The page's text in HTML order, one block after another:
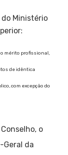
Ministério
o mérito profissional,
de idêntica
com excepção do
o
da